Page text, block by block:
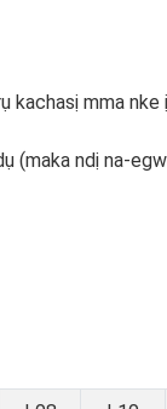
kachasị mma nke
(maka ndị na-